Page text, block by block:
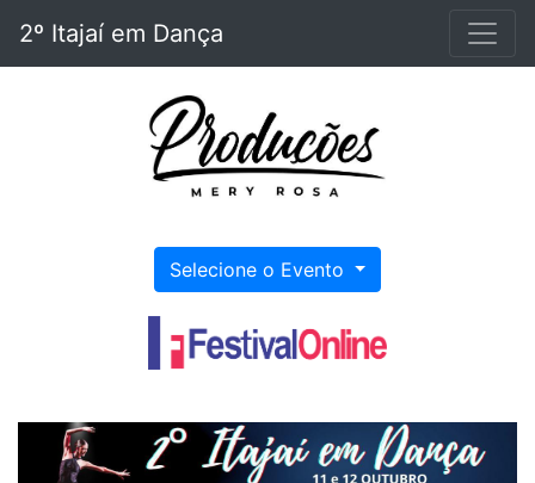
2º Itajaí em Dança
Selecione o Evento